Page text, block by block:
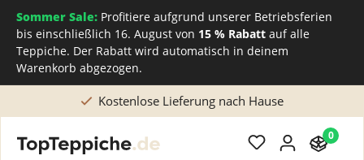
Sommer Sale: Profitiere aufgrund unserer Betriebsferien
bis einschließlich 16. August von 15 % Rabatt auf alle
Teppiche. Der Rabatt wird automatisch in deinem
Warenkorb abgezogen.
Direkt beim Teppichhersteller kaufen
0